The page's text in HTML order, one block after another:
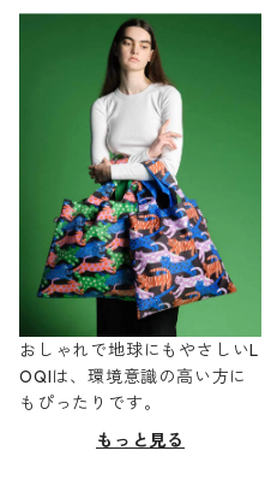
おしゃれで地球にもやさしいL
OQIは、環境意識の高い方に
もぴったりです。
もっと見る